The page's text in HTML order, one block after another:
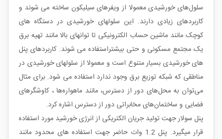
سلول‌های خورشیدی معمولا از ویفر‌های سیلیکون ساخته می شوند و
کاربردهای زیادی دارند. این سلولهای خورشیدی در دستگاه های
کوچک مانند ماشین حساب الکترونیکی تا توانهای بالا مانند تهیه برق
یک مجتمع مسکونی و حتی بیشتراستفاده می شوند. کاربردهای پنل
های خورشیدی بسیار متنوع است و معمولا از سلولهای خورشیدی در
مناطقی که شبکه توزیع برق وجود ندارد استفاده می شود. برای مثال
می‌توان به محل‌های دور از دسترس، مانند ماهواره‌ها ، کاوشگرهای
فضایی و ساختمان‌های مخابراتی دور از دسترس اشاره کرد.
پنل سولار جهت تولید جریان الکتریکی از انرژی خورشید مورد استفاده
قرار میگیرد. پنل 1.2 وات حاضر جهت استفاده های محدود مانند